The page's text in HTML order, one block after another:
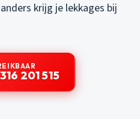
krijg je lekkages bij
201 515